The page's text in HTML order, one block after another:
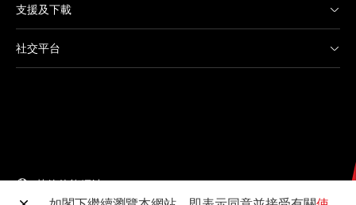
支援及下載
社交平台
其他佳能網站